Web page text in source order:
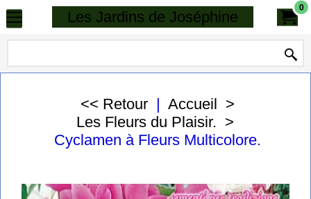
Les Jardins de Joséphine
0
<< Retour | Accueil >
Les Fleurs du Plaisir. >
Cyclamen à Fleurs Multicolore.